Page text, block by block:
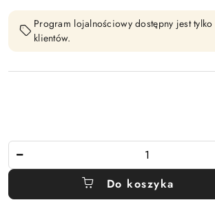
Program lojalnościowy dostępny jest
klientów.
Do koszyka